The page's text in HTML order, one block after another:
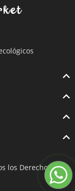
los Derechos